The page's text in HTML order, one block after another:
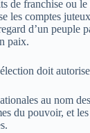
de franchise ou
les comptes
d’un peuple
paix.
doit
au nom
du pouvoir, et